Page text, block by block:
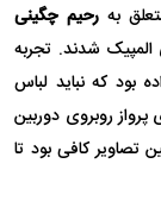
بهرحیم چگینی
المپیک شدند. تجربه
بود که نباید لباس
روبروی دوربین
تصاویر کافی بود تا